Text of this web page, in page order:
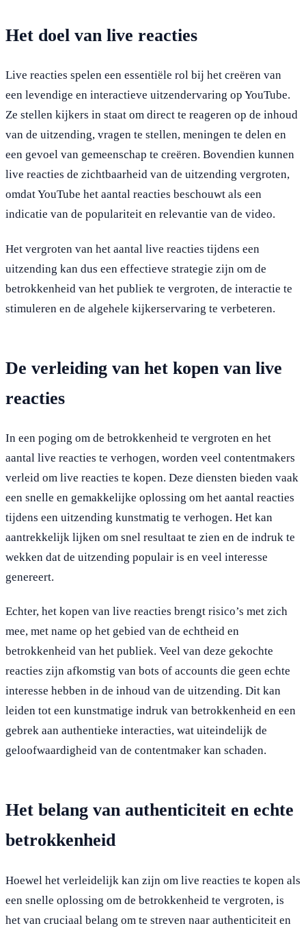
Het doel van live reacties
Live reacties spelen een essentiële rol bij het creëren van
een levendige en interactieve uitzendervaring op YouTube.
Ze stellen kijkers in staat om direct te reageren op de inhoud
van de uitzending, vragen te stellen, meningen te delen en
een gevoel van gemeenschap te creëren. Bovendien kunnen
live reacties de zichtbaarheid van de uitzending vergroten,
omdat YouTube het aantal reacties beschouwt als een
indicatie van de populariteit en relevantie van de video.
Het vergroten van het aantal live reacties tijdens een
uitzending kan dus een effectieve strategie zijn om de
betrokkenheid van het publiek te vergroten, de interactie te
stimuleren en de algehele kijkerservaring te verbeteren.
De verleiding van het kopen van live
reacties
In een poging om de betrokkenheid te vergroten en het
aantal live reacties te verhogen, worden veel contentmakers
verleid om live reacties te kopen. Deze diensten bieden vaak
een snelle en gemakkelijke oplossing om het aantal reacties
tijdens een uitzending kunstmatig te verhogen. Het kan
aantrekkelijk lijken om snel resultaat te zien en de indruk te
wekken dat de uitzending populair is en veel interesse
genereert.
Echter, het kopen van live reacties brengt risico’s met zich
mee, met name op het gebied van de echtheid en
betrokkenheid van het publiek. Veel van deze gekochte
reacties zijn afkomstig van bots of accounts die geen echte
interesse hebben in de inhoud van de uitzending. Dit kan
leiden tot een kunstmatige indruk van betrokkenheid en een
gebrek aan authentieke interacties, wat uiteindelijk de
geloofwaardigheid van de contentmaker kan schaden.
Het belang van authenticiteit en echte
betrokkenheid
Hoewel het verleidelijk kan zijn om live reacties te kopen als
een snelle oplossing om de betrokkenheid te vergroten, is
het van cruciaal belang om te streven naar authenticiteit en